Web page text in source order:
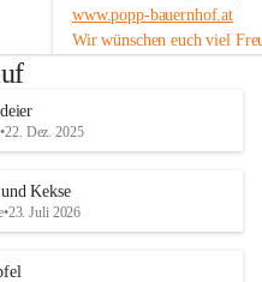
www.popp-bauernhof.at
Wir wünschen euch viel
•22. Dez. 2025
Kekse
•23. Juli 2026